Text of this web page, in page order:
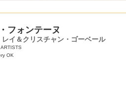
フォンテーヌ
レイ＆クリスチャン・ゴーベール
OK